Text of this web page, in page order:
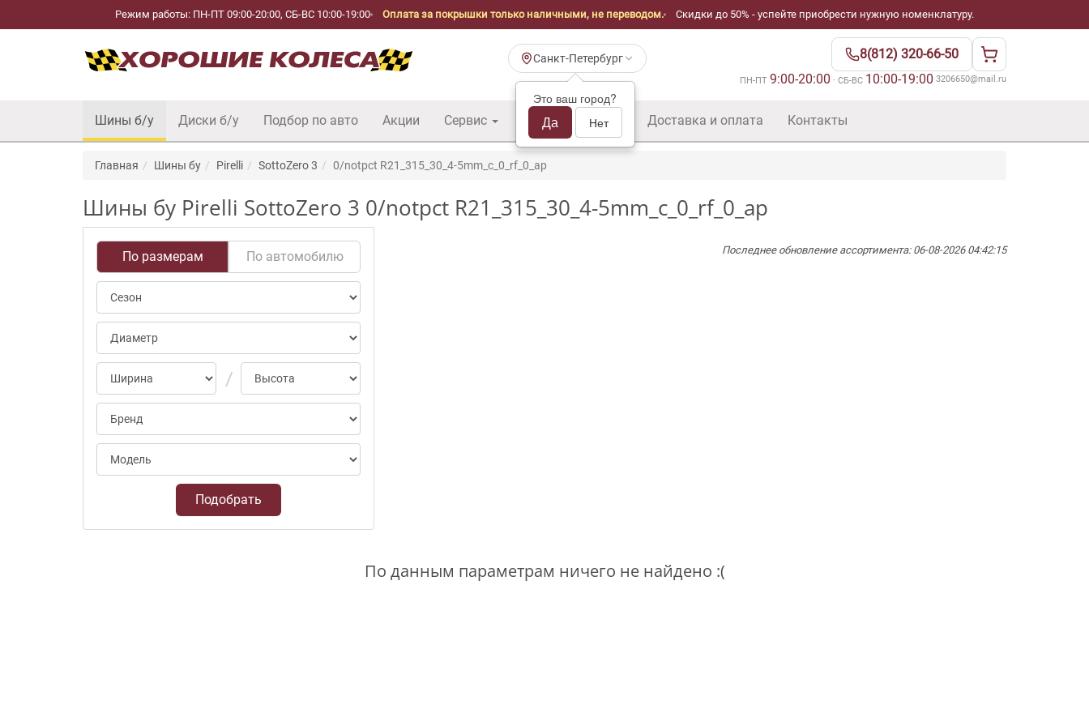
Режим работы: ПН-ПТ 09:00-20:00, СБ-ВС 10:00-19:00 Оплата за покрышки только наличными, не переводом. Скидки до 50% - успейте приобрести нужную номенклатуру.
Санкт-Петербург
Это ваш город?
Да Нет
8(812) 320-66-50
ПН-ПТ 9:00-20:00 · СБ-ВС 10:00-19:00·3206650@mail.ru
Шины б/у Диски б/у Подбор по авто Акции Сервис Шины б/у оптом Доставка и оплата Контакты
Главная Шины бу Pirelli SottoZero 3 0/notpct R21_315_30_4-5mm_c_0_rf_0_ap
Шины бу Pirelli SottoZero 3 0/notpct R21_315_30_4-5mm_c_0_rf_0_ap
По размерам По автомобилю
Подобрать
Последнее обновление ассортимента: 06-08-2026 04:42:15
По данным параметрам ничего не найдено :(